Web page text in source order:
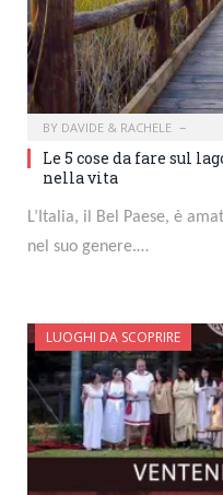
BY DAVIDE & RACHELE
Le 5 cose da fare sul
nella vita
L’Italia, il Bel Paese, è
nel suo genere.…
LUOGHI DA SCOPRIRE